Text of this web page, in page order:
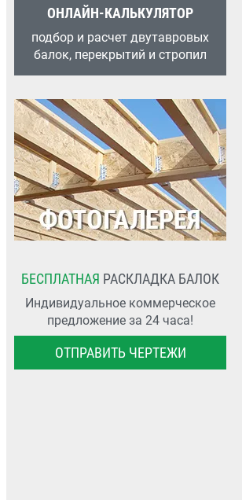
ОНЛАЙН-КАЛЬКУЛЯТОР
подбор и расчет двутавровых
балок, перекрытий и стропил
БЕСПЛАТНАЯ РАСКЛАДКА БАЛОК
Индивидуальное коммерческое
предложение за 24 часа!
ОТПРАВИТЬ ЧЕРТЕЖИ